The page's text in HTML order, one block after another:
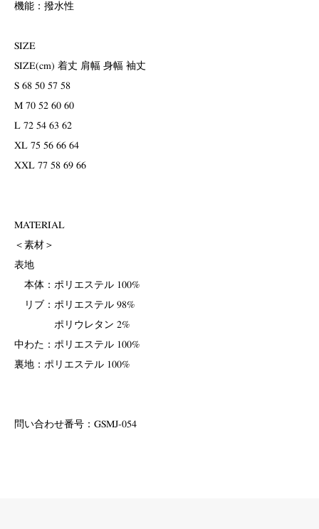
機能：撥水性
SIZE
SIZE(cm) 着丈 肩幅 身幅 袖丈
S 68 50 57 58
M 70 52 60 60
L 72 54 63 62
XL 75 56 66 64
XXL 77 58 69 66
MATERIAL
＜素材＞
表地
本体：ポリエステル 100%
リブ：ポリエステル 98%
ポリウレタン 2%
中わた：ポリエステル 100%
裏地：ポリエステル 100%
問い合わせ番号：GSMJ-054